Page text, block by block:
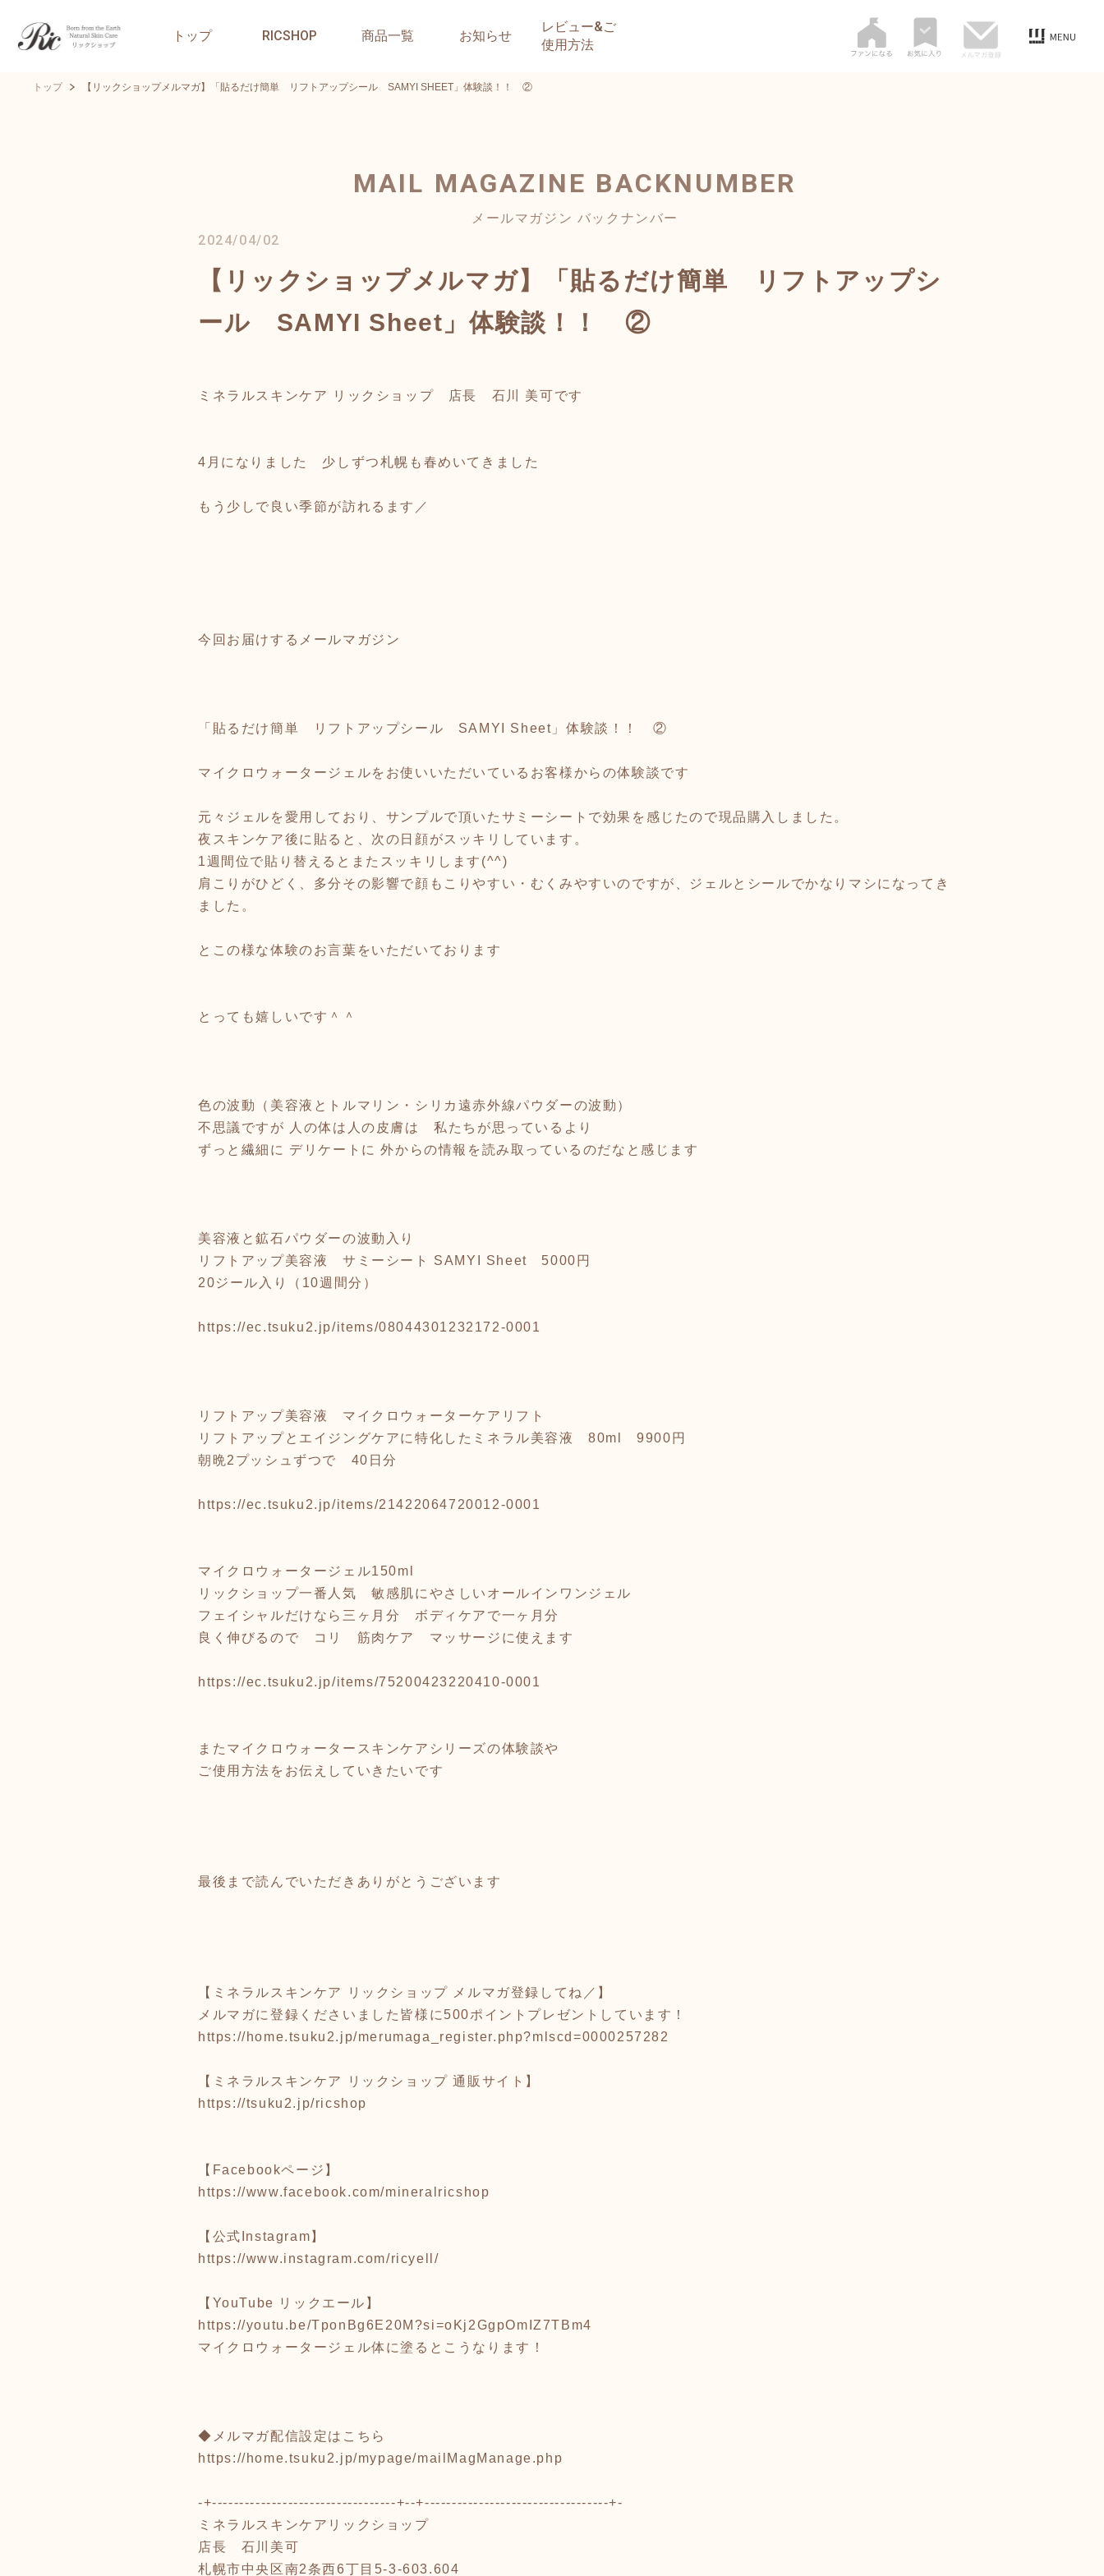
トップ RICSHOP 商品一覧 お知らせ
レビュー&ご
使用方法
トップ 【リックショップメルマガ】「貼るだけ簡単 リフトアップシール SAMYI SHEET」体験談！！ ②
MAIL MAGAZINE BACKNUMBER
メールマガジン バックナンバー
2024/04/02
【リックショップメルマガ】「貼るだけ簡単 リフトアップシ
ール SAMYI Sheet」体験談！！ ②
ミネラルスキンケア リックショップ 店長 石川 美可です
4月になりました 少しずつ札幌も春めいてきました
もう少しで良い季節が訪れるます／
今回お届けするメールマガジン
「貼るだけ簡単 リフトアップシール SAMYI Sheet」体験談！！ ②
マイクロウォータージェルをお使いいただいているお客様からの体験談です
元々ジェルを愛用しており、サンプルで頂いたサミーシートで効果を感じたので現品購入しました。
夜スキンケア後に貼ると、次の日顔がスッキリしています。
1週間位で貼り替えるとまたスッキリします(^^)
肩こりがひどく、多分その影響で顔もこりやすい・むくみやすいのですが、ジェルとシールでかなりマシになってき
ました。
とこの様な体験のお言葉をいただいております
とっても嬉しいです＾＾
色の波動（美容液とトルマリン・シリカ遠赤外線パウダーの波動）
不思議ですが 人の体は人の皮膚は 私たちが思っているより
ずっと繊細に デリケートに 外からの情報を読み取っているのだなと感じます
美容液と鉱石パウダーの波動入り
リフトアップ美容液 サミーシート SAMYI Sheet 5000円
20ジール入り（10週間分）
https://ec.tsuku2.jp/items/08044301232172-0001
リフトアップ美容液 マイクロウォーターケアリフト
リフトアップとエイジングケアに特化したミネラル美容液 80ml 9900円
朝晩2プッシュずつで 40日分
https://ec.tsuku2.jp/items/21422064720012-0001
マイクロウォータージェル150ml
リックショップ一番人気 敏感肌にやさしいオールインワンジェル
フェイシャルだけなら三ヶ月分 ボディケアで一ヶ月分
良く伸びるので コリ 筋肉ケア マッサージに使えます
https://ec.tsuku2.jp/items/75200423220410-0001
またマイクロウォータースキンケアシリーズの体験談や
ご使用方法をお伝えしていきたいです
最後まで読んでいただきありがとうございます
【ミネラルスキンケア リックショップ メルマガ登録してね／】
メルマガに登録くださいました皆様に500ポイントプレゼントしています！
https://home.tsuku2.jp/merumaga_register.php?mlscd=0000257282
【ミネラルスキンケア リックショップ 通販サイト】
https://tsuku2.jp/ricshop
【Facebookページ】
https://www.facebook.com/mineralricshop
【公式Instagram】
https://www.instagram.com/ricyell/
【YouTube リックエール】
https://youtu.be/TponBg6E20M?si=oKj2GgpOmIZ7TBm4
マイクロウォータージェル体に塗るとこうなります！
◆メルマガ配信設定はこちら
https://home.tsuku2.jp/mypage/mailMagManage.php
-+----------------------------------+--+----------------------------------+-
ミネラルスキンケアリックショップ
店長 石川美可
札幌市中央区南2条西6丁目5-3-603.604